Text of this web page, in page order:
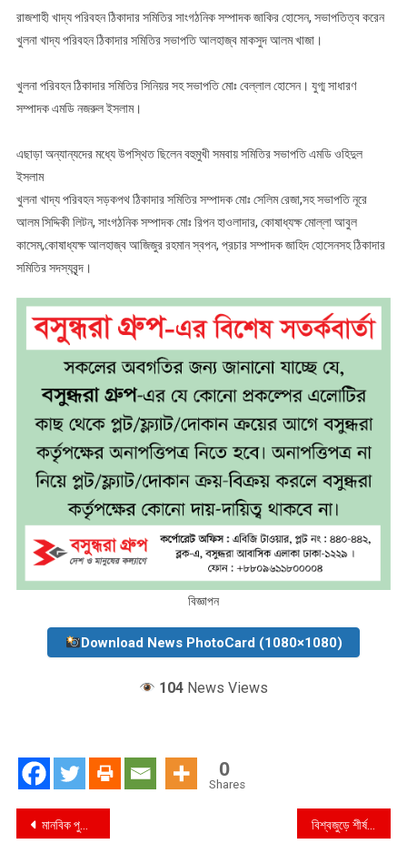
রাজশাহী খাদ্য পরিবহন ঠিকাদার সমিতির সাংগঠনিক সম্পাদক জাকির হোসেন, সভাপতিত্ব করেন
খুলনা খাদ্য পরিবহন ঠিকাদার সমিতির সভাপতি আলহাজ্ব মাকসুদ আলম খাজা।
খুলনা পরিবহন ঠিকাদার সমিতির সিনিয়র সহ সভাপতি মোঃ বেল্লাল হোসেন। যুগ্ম সাধারণ
সম্পাদক এমডি নজরুল ইসলাম।
এছাড়া অন্যান্যদের মধ্যে উপস্থিত ছিলেন বহুমুখী সমবায় সমিতির সভাপতি এমডি ওহিদুল
ইসলাম
খুলনা খাদ্য পরিবহন সড়কপথ ঠিকাদার সমিতির সম্পাদক মোঃ সেলিম রেজা,সহ সভাপতি নূরে
আলম সিদ্দিকী লিটন, সাংগঠনিক সম্পাদক মোঃ রিপন হাওলাদার, কোষাধ্যক্ষ মোল্লা আবুল
কাসেম,কোষাধ্যক্ষ আলহাজ্ব আজিজুর রহমান স্বপন, প্রচার সম্পাদক জাহিদ হোসেনসহ ঠিকাদার
সমিতির সদস্যবৃন্দ।
বিজ্ঞাপন
Download News PhotoCard (1080×1080)
104 News Views
0
Shares
Post
মানবিক পুলিশ কর্মকর্তা অতিরিক্ত আইজিপি ও ট্যুরিস্ট পুলিশের প্রধান হাবিবুর রহমান আন্তর্জাতিক মাতৃভাষা পদক ২০২৩ এর জন্য মনোনীত বিশ্বজুড়ে শীর্ষ মোবাইল অপারেটরদের স্বীকৃতি দিলো ওপেনসিগন্যাল